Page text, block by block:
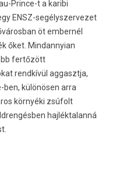
Prince-t a karibi
ENSZ-segélyszervezet
öt em­ber­nél
őket. Min­dannyian
fertőzött
rendkívül ag­gasztja,
különösen arra
környéki zsúfolt
haj­léktalanná